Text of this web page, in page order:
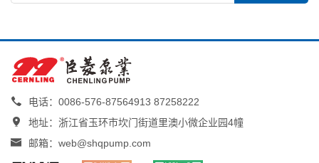

电话：0086-576-87564913 87258222

地址：浙江省玉环市坎门街道里澳小微企业园4幢

邮箱：web@shqpump.com